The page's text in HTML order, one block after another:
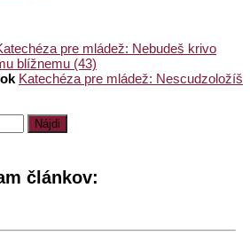
pre mládež: Nebudeš krivo
blížnemu (43)
Katechéza pre mládež: Nescudzoložíš
článkov: